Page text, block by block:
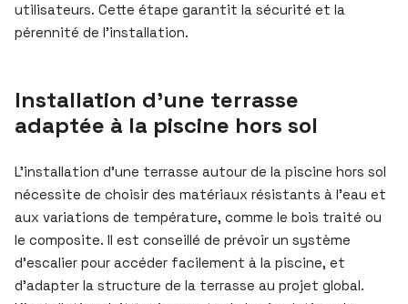
utilisateurs. Cette étape garantit la sécurité et la
pérennité de l’installation.
Installation d’une terrasse
adaptée à la piscine hors sol
L’installation d’une terrasse autour de la piscine hors sol
nécessite de choisir des matériaux résistants à l’eau et
aux variations de température, comme le bois traité ou
le composite. Il est conseillé de prévoir un système
d’escalier pour accéder facilement à la piscine, et
d’adapter la structure de la terrasse au projet global.